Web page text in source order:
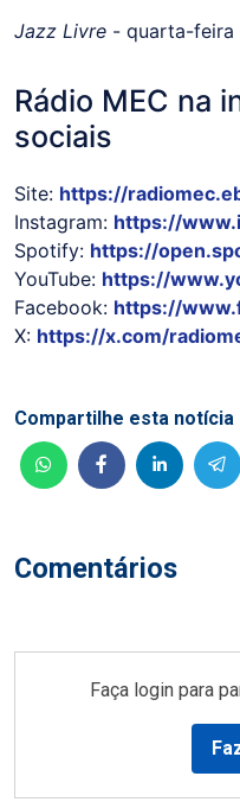
Jazz Livre - quarta-feira
Rádio MEC na
sociais
Site: https://
Instagram: https://
Spotify: https://
YouTube: https://
Facebook: https://
X: https://x.com/
Comentários
Compartilhe esta notícia
Faça login para